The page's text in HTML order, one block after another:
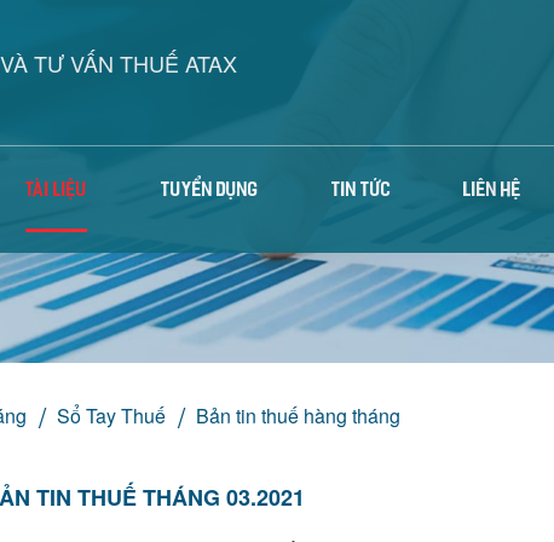
TƯ VẤN THUẾ ATAX
TÀI LIỆU TUYỂN DỤNG TIN TỨC LIÊN HỆ
Sổ Tay Thuế Bản tin thuế hàng tháng
TIN THUẾ THÁNG 03.2021